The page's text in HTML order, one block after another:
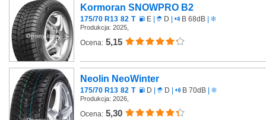
Kormoran SNOWPRO B2
175/70 R13 82 T E D B 68dB
Produkcja: 2025,
Ocena: 5,15
Neolin NeoWinter
175/70 R13 82 T D D B 70dB
Produkcja: 2026,
Ocena: 5,30